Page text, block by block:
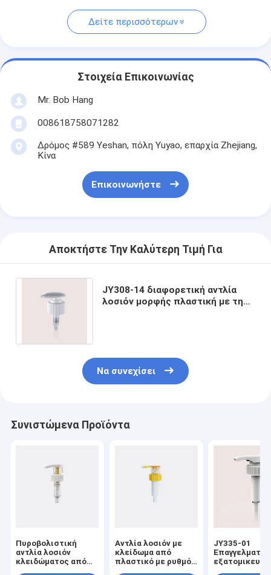
Δείτε περισσότερων
Στοιχεία Επικοινωνίας
Mr. Bob Hang
008618758071282
Δρόμος #589 Yeshan, πόλη Yuyao, επαρχία Zhejiang,
Κίνα
Επικοινωνήστε
Αποκτήστε Την Καλύτερη Τιμή Για
JY308-14 διαφορετική αντλία
λοσιόν μορφής πλαστική με την
Να συνεχίσει
Συνιστώμενα Προϊόντα
Πυροβολιστική
αντλία λοσιόν
κλειδώματος από
Αντλία λοσιόν με
κλείδωμα από
πλαστικό με ρυθμό
JY335-01